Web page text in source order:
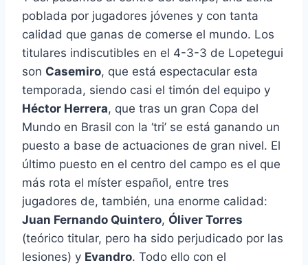
poblada por jugadores jóvenes y con tanta
calidad que ganas de comerse el mundo. Los
titulares indiscutibles en el 4-3-3 de Lopetegui
son Casemiro, que está espectacular esta
temporada, siendo casi el timón del equipo y
Héctor Herrera, que tras un gran Copa del
Mundo en Brasil con la ‘tri’ se está ganando un
puesto a base de actuaciones de gran nivel. El
último puesto en el centro del campo es el que
más rota el míster español, entre tres
jugadores de, también, una enorme calidad:
Juan Fernando Quintero, Óliver Torres
(teórico titular, pero ha sido perjudicado por las
lesiones) y Evandro. Todo ello con el